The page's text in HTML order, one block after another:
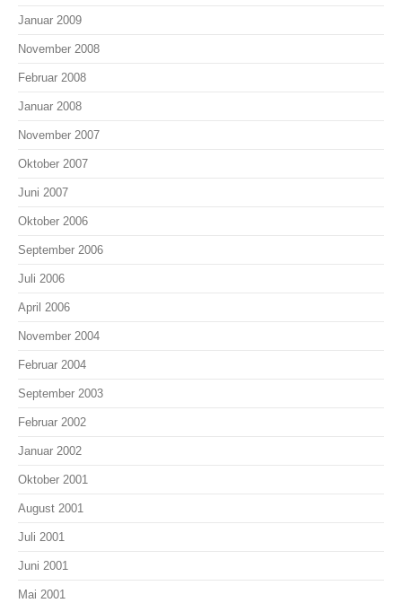
Januar 2009
November 2008
Februar 2008
Januar 2008
November 2007
Oktober 2007
Juni 2007
Oktober 2006
September 2006
Juli 2006
April 2006
November 2004
Februar 2004
September 2003
Februar 2002
Januar 2002
Oktober 2001
August 2001
Juli 2001
Juni 2001
Mai 2001